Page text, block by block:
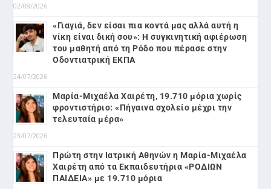
02/08/2026
«Γιαγιά, δεν είσαι πια κοντά μας αλλά αυτή η
νίκη είναι δική σου»: Η συγκινητική αφιέρωση
του μαθητή από τη Ρόδο που πέρασε στην
Οδοντιατρική ΕΚΠΑ
24/07/2026
Μαρία-Μιχαέλα Χαιρέτη, 19.710 μόρια χωρίς
φροντιστήριο: «Πήγαινα σχολείο μέχρι την
τελευταία μέρα»
23/07/2026
Πρώτη στην Ιατρική Αθηνών η Μαρία-Μιχαέλα
Χαιρέτη από τα Εκπαιδευτήρια «ΡΟΔΙΩΝ
ΠΑΙΔΕΙΑ» με 19.710 μόρια